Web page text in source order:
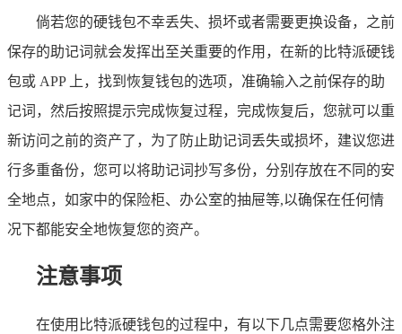
倘若您的硬钱包不幸丢失、损坏或者需要更换设备，之前
保存的助记词就会发挥出至关重要的作用，在新的比特派硬钱
包或 APP 上，找到恢复钱包的选项，准确输入之前保存的助
记词，然后按照提示完成恢复过程，完成恢复后，您就可以重
新访问之前的资产了，为了防止助记词丢失或损坏，建议您进
行多重备份，您可以将助记词抄写多份，分别存放在不同的安
全地点，如家中的保险柜、办公室的抽屉等,以确保在任何情
况下都能安全地恢复您的资产。
注意事项
在使用比特派硬钱包的过程中，有以下几点需要您格外注